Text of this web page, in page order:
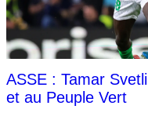
ASSE : Tamar
et au Peuple Vert